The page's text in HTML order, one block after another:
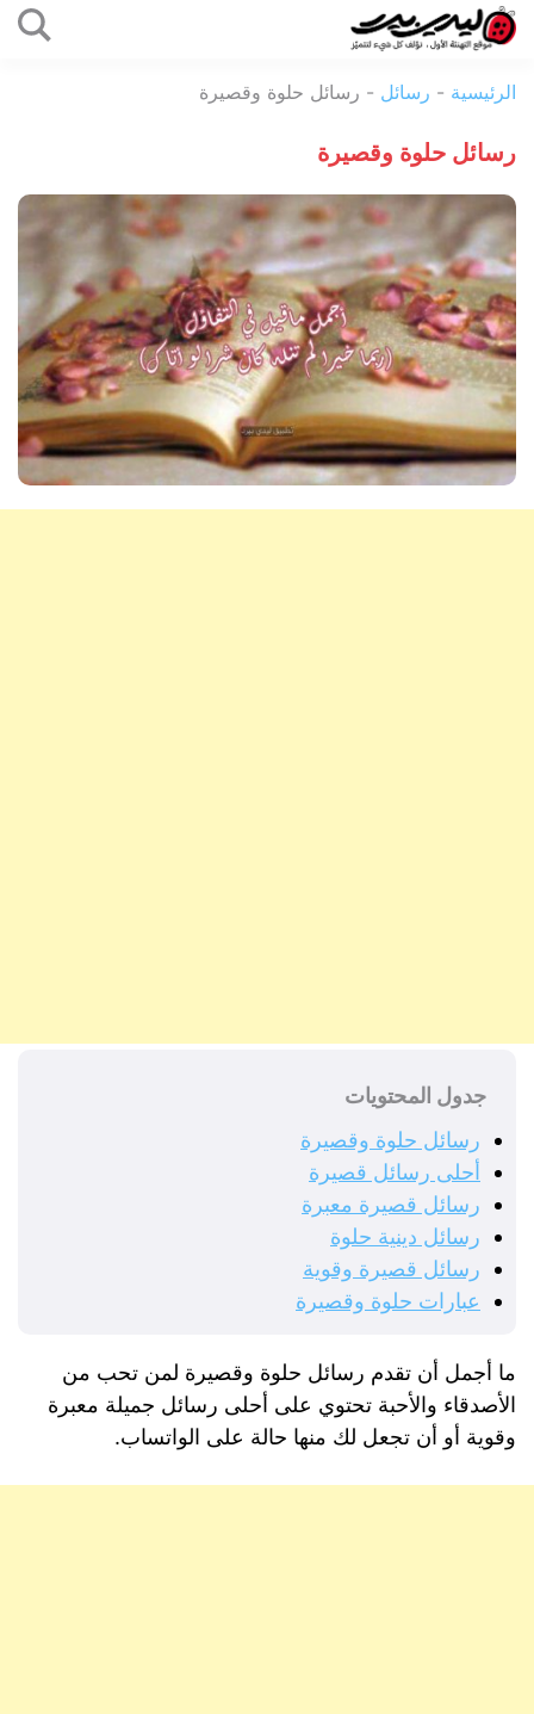
بيرد
الرئيسية - رسائل - رسائل حلوة وقصيرة
رسائل حلوة وقصيرة
جدول المحتويات
رسائل حلوة وقصيرة
أحلى رسائل قصيرة
رسائل قصيرة معبرة
رسائل دينية حلوة
رسائل قصيرة وقوية
عبارات حلوة وقصيرة
ما أجمل أن تقدم رسائل حلوة وقصيرة لمن تحب من
الأصدقاء والأحبة تحتوي على أحلى رسائل جميلة معبرة
وقوية أو أن تجعل لك منها حالة على الواتساب.